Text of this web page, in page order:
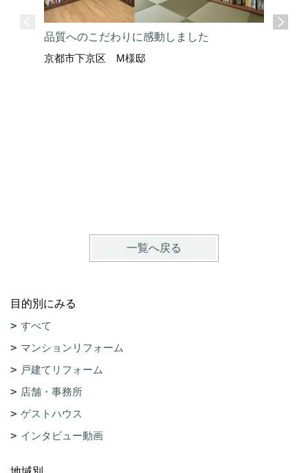
品質へのこだわりに感動しました
京都市下京区 M様邸
一覧へ戻る
目的別にみる
すべて
マンションリフォーム
戸建てリフォーム
店舗・事務所
ゲストハウス
インタビュー動画